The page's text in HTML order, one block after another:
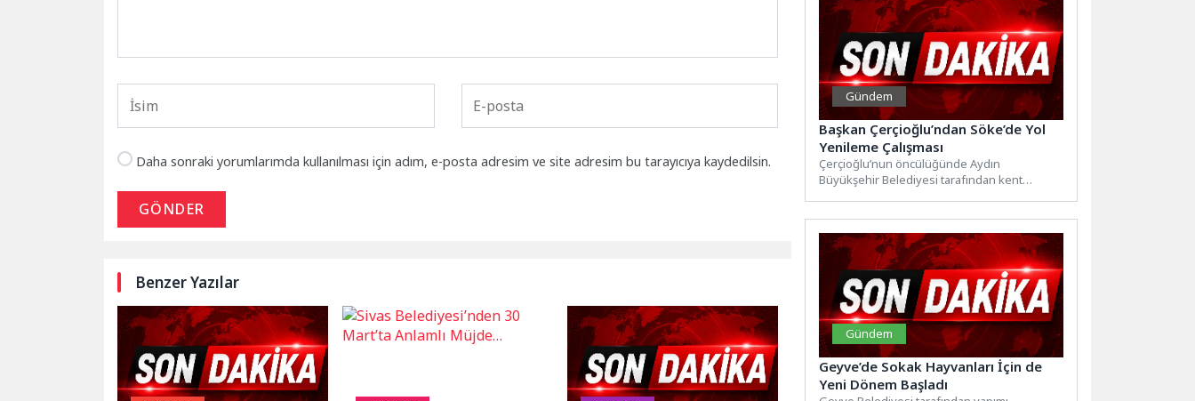
Daha sonraki yorumlarımda kullanılması için adım, e-posta adresim ve site adresim bu tarayıcıya kaydedilsin.
GÖNDER
Benzer Yazılar
Gündem
Başkan Çerçioğlu’ndan Söke’de Yol
Yenileme Çalışması
Çerçioğlu’nun öncülüğünde Aydın
Büyükşehir Belediyesi tarafından kent
Gündem
Geyve’de Sokak Hayvanları İçin de
Yeni Dönem Başladı